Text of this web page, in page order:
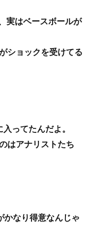
実はベースボールが
ショックを受けてる
ってたんだよ。
はアナリストたち
かなり得意なんじゃ